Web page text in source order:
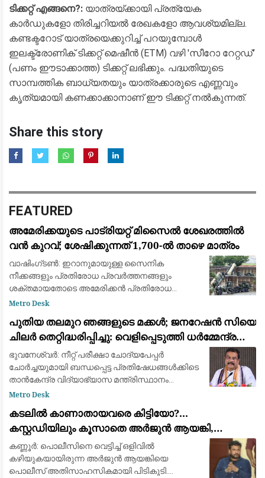
ടിക്കറ്റ് എങ്ങനെ?: യാത്രയ്ക്കായി പ്രത്യേക
കാർഡുകളോ തിരിച്ചറിയൽ രേഖകളോ ആവശ്യമില്ല.
കണ്ടക്ടറോട് യാത്രയെക്കുറിച്ച് പറയുമ്പോൾ
ഇലക്ട്രോണിക് ടിക്കറ്റ് മെഷീൻ (ETM) വഴി 'സീറോ റേറ്റഡ്'
(പണം ഈടാക്കാത്ത) ടിക്കറ്റ് ലഭിക്കും. പദ്ധതിയുടെ
സാമ്പത്തിക ബാധ്യതയും യാത്രക്കാരുടെ എണ്ണവും
കൃത്യമായി കണക്കാക്കാനാണ് ഈ ടിക്കറ്റ് നൽകുന്നത്.
Share this story
FEATURED
അമേരിക്കയുടെ പാട്രിയറ്റ് മിസൈൽ ശേഖരത്തിൽ
വൻ കുറവ്; ശേഷിക്കുന്നത് 1,700-ൽ താഴെ മാത്രം
വാഷിംഗ്ടൺ: ഇറാനുമായുള്ള സൈനിക
നീക്കങ്ങളും പ്രതിരോധ പ്രവർത്തനങ്ങളും
ശക്തമായതോടെ അമേരിക്കൻ പ്രതിരോധ
സേനയുടെ പക്കലുള്ള പാട്രിയറ്റ്
Missile) ശേഖരം വൻതോതിൽ കുറഞ്ഞത
Metro Desk
പുതിയ തലമുറ ഞങ്ങളുടെ മക്കൾ; ജനറേഷൻ സിയെ
ചിലർ തെറ്റിദ്ധരിപ്പിച്ചു: വെളിപ്പെടുത്തി ധർമ്മേന്ദ്ര
പ്രധാൻ
ഭുവനേശ്വർ: നീറ്റ് പരീക്ഷാ ചോദ്യപേപ്പർ
ചോർച്ചയുമായി ബന്ധപ്പെട്ട പ്രതിഷേധങ്ങൾക്കിടെ
താൻകേന്ദ്ര വിദ്യാഭ്യാസ മന്ത്രിസ്ഥാനം
രാജിവെക്കാൻ ഇടയായ സാഹചര്യത്തെക്കുറിച്ച്
Metro Desk
കടലില്‍ കാണാതായവരെ കിട്ടിയോ?...
കസ്റ്റഡിയിലും കൂസാതെ അർജുൻ ആയങ്കി,
സർക്കാറിനെതിരെ പരിഹാസം
കണ്ണൂർ: പൊലീസിനെ വെട്ടിച്ച് ഒളിവിൽ
കഴിയുകയായിരുന്ന അർജുൻ ആയങ്കിയെ
പൊലീസ് അതിസാഹസികമായി പിടികൂടി.